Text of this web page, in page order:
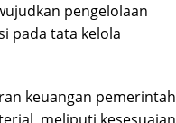
pengelolaan
pada tata kelola
keuangan pemerintah